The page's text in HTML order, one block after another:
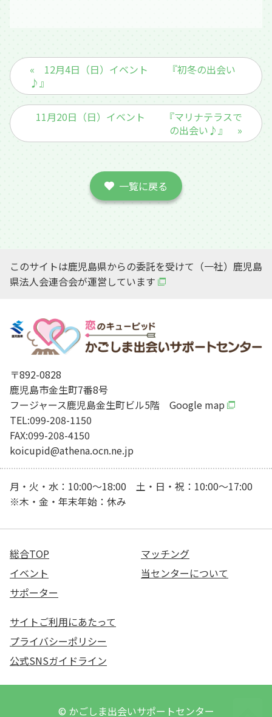
« 12月4日（日）イベント 『初冬の出会い
♪』
11月20日（日）イベント 『マリナテラスで
の出会い♪』 »
一覧に戻る
このサイトは鹿児島県からの委託を受けて（一社）鹿児島
県法人会連合会が運営しています
〒892-0828
鹿児島市金生町7番8号
フージャース鹿児島金生町ビル5階 Google map
TEL:099-208-1150
FAX:099-208-4150
koicupid@athena.ocn.ne.jp
月・火・水：10:00～18:00 土・日・祝：10:00～17:00
※木・金・年末年始：休み
総合TOP
マッチング
イベント
当センターについて
サポーター
サイトご利用にあたって
プライバシーポリシー
公式SNSガイドライン
© かごしま出会いサポートセンター